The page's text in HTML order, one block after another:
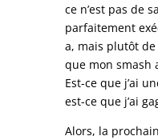
ce n’est pas de
parfaitement
a, mais plutôt
que mon smash
Est-ce que j’ai
est-ce que j’ai
Alors, la